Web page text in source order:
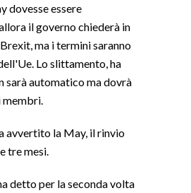
dovesse essere
il governo chiederà in
ma i termini saranno
Lo slittamento, ha
sarà automatico ma dovrà
avvertito la May, il rinvio
tre mesi.
detto per la seconda volta